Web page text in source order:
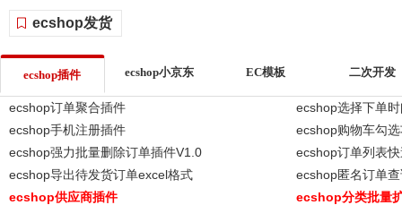
ecshop发货
ecshop插件 ecshop小京东 EC模板 二次开发
ecshop订单聚合插件
ecshop选择下单
ecshop手机注册插件
ecshop购物车勾
ecshop强力批量删除订单插件V1.0
ecshop订单列表
ecshop导出待发货订单excel格式
ecshop匿名订单
ecshop供应商插件
ecshop分类批量